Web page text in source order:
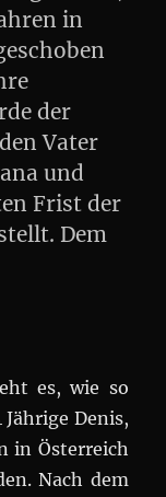
in
der
Vater
und
Frist der
Dem
und
es, wie so
Denis,
in Österreich
Nach dem